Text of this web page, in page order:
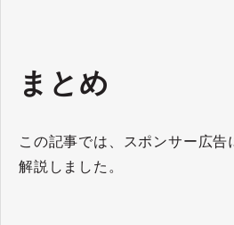
まとめ
この記事では、スポンサー広告
解説しました。